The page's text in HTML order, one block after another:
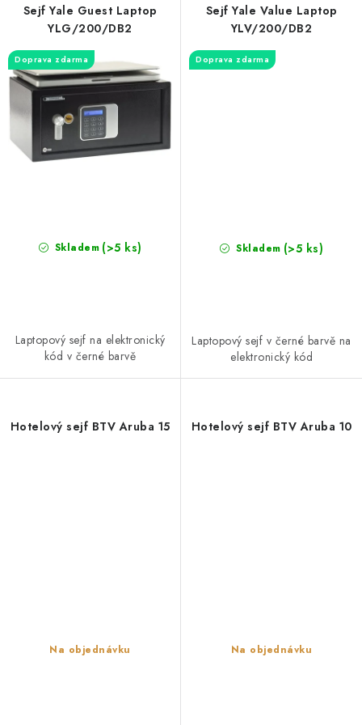
Sejf Yale Guest Laptop
YLG/200/DB2
Doprava zdarma
Skladem (>5 ks)
Laptopový sejf na elektronický
kód v černé barvě
Sejf Yale Value Laptop
YLV/200/DB2
Doprava zdarma
Skladem (>5 ks)
Laptopový sejf v černé barvě na
elektronický kód
Hotelový sejf BTV Aruba 15
Na objednávku
Hotelový sejf BTV Aruba 10
Na objednávku